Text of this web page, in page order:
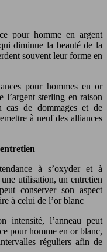
pour homme en argent
diminue la beauté de la
souvent leur forme en
pour hommes en or
l’argent sterling en raison
cas de dommages et de
à neuf des alliances
à s’oxyder et à
utilisation, un entretien
conserver son aspect
à celui de l’or blanc
intensité, l’anneau peut
pour homme en or blanc,
réguliers afin de